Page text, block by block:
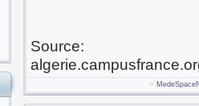
Source: